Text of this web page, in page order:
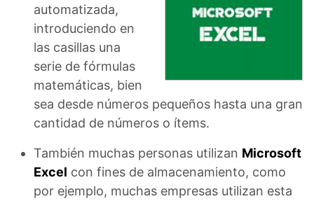
automatizada,
introduciendo en
las casillas una
serie de fórmulas
matemáticas, bien
sea desde números pequeños hasta una gran
cantidad de números o ítems.
También muchas personas utilizan Microsoft
Excel con fines de almacenamiento, como
por ejemplo, muchas empresas utilizan esta